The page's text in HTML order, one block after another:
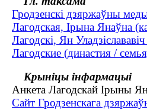
Гродзенскі дзяржаўны
Лагодская, Ірына Янаўна
Лагодскі, Ян
Лагодские (династия /
Крыніцы інфармацыі
Анкета Лагодскай Ірыны
Сайт Гродзенскага